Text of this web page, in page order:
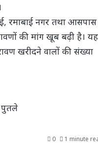
रमाबाई नगर तथा आसपास
की मांग खूब बढ़ी है।
खरीदने वालों की संख्या
पुतले
0 1 minute